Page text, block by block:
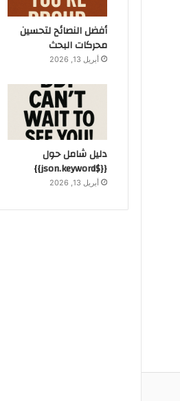
أفضل النصائح لتحسين
محركات البحث
أبريل 13, 2026
دليل شامل حول
{{$json.keyword}}
أبريل 13, 2026